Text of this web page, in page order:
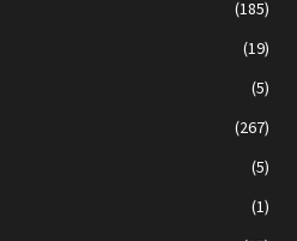
(185)
(19)
(5)
(267)
(5)
(1)